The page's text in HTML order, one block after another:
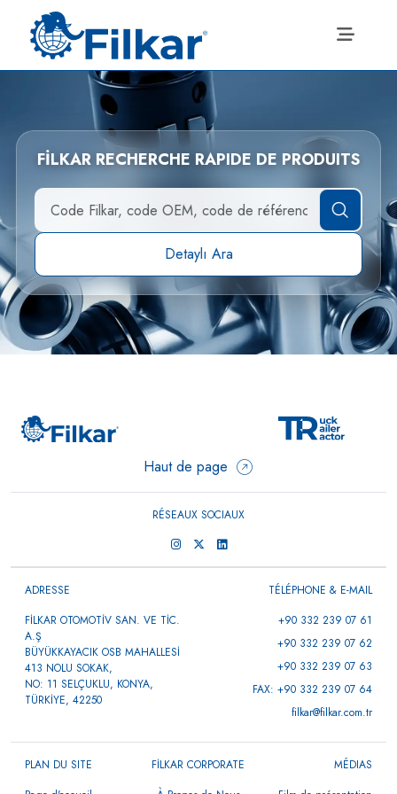
FİLKAR RECHERCHE RAPIDE DE PRODUITS
Detaylı Ara
Haut de page
RÉSEAUX SOCIAUX
ADRESSE
FİLKAR OTOMOTİV SAN. VE TİC.
A.Ş
BÜYÜKKAYACIK OSB MAHALLESİ
413 NOLU SOKAK,
NO: 11 SELÇUKLU, KONYA,
TÜRKİYE, 42250
TÉLÉPHONE & E-MAIL
+90 332 239 07 61
+90 332 239 07 62
+90 332 239 07 63
FAX: +90 332 239 07 64
filkar@filkar.com.tr
PLAN DU SITE
FİLKAR CORPORATE
MÉDIAS